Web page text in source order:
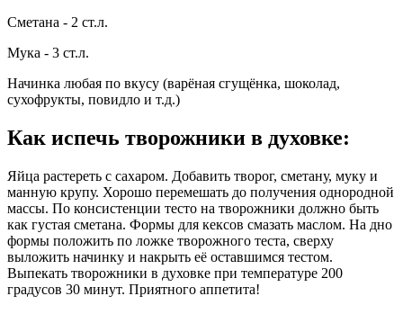
Сметана - 2 ст.л.
Мука - 3 ст.л.
Начинка любая по вкусу (варёная сгущёнка, шоколад,
сухофрукты, повидло и т.д.)
Как испечь творожники в духовке:
Яйца растереть с сахаром. Добавить творог, сметану, муку и
манную крупу. Хорошо перемешать до получения однородной
массы. По консистенции тесто на творожники должно быть
как густая сметана. Формы для кексов смазать маслом. На дно
формы положить по ложке творожного теста, сверху
выложить начинку и накрыть её оставшимся тестом.
Выпекать творожники в духовке при температуре 200
градусов 30 минут. Приятного аппетита!